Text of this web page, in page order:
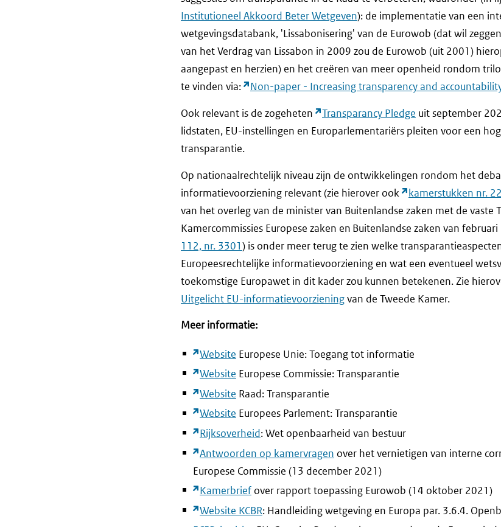
Institutioneel Akkoord Beter Wetgeven): de implementatie van een
wetgevingsdatabank, 'Lissabonisering' van de Eurowob (dat wil
van het Verdrag van Lissabon in 2009 zou de Eurowob (uit 2001)
aangepast en herzien) en het creëren van meer openheid rondom
te vinden via:
Non-paper - Increasing transparency and
Ook relevant is de zogeheten
Transparancy Pledge uit september
lidstaten, EU-instellingen en Europarlementariërs pleiten voor een
transparantie.
Op nationaalrechtelijk niveau zijn de ontwikkelingen rondom het
informatievoorziening relevant (zie hierover ook
kamerstukken nr.
van het overleg van de minister van Buitenlandse zaken met de vaste
Kamercommissies Europese zaken en Buitenlandse zaken van
112, nr. 3301) is onder meer terug te zien welke
Europeesrechtelijke informatievoorziening en wat een eventueel
toekomstige Europawet in dit kader zou kunnen betekenen. Zie
Uitgelicht EU-informatievoorzieningvan de Tweede Kamer.
Meer informatie:
Website Europese Unie: Toegang tot informatie
Website Europese Commissie: Transparantie
Website Raad: Transparantie
Website Europees Parlement: Transparantie
Rijksoverheid: Wet openbaarheid van bestuur
Antwoorden op kamervragen over het vernietigen van interne
Europese Commissie (13 december 2021)
Kamerbrief over rapport toepassing Eurowob (14 oktober 2021)
Website KCBR: Handleiding wetgeving en Europa par. 3.6.4.